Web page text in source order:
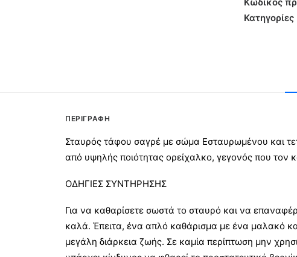
42εκ
Κατηγορίες
ΠΕΡΙΓΡΑΦΉ
Σταυρός τάφου σαγρέ με σώμα Εσταυρωμένου και
από υψηλής ποιότητας ορείχαλκο, γεγονός που τον
ΟΔΗΓΙΕΣ ΣΥΝΤΗΡΗΣΗΣ
Για να καθαρίσετε σωστά το σταυρό και να
καλά. Έπειτα, ένα απλό καθάρισμα με ένα μαλακό
μεγάλη διάρκεια ζωής. Σε καμία περίπτωση μην